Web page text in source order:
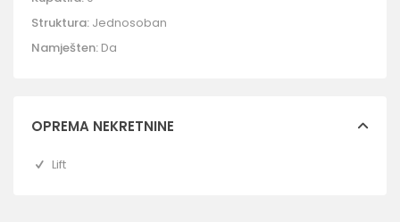
Struktura: Jednosoban
Namješten: Da
OPREMA NEKRETNINE
Lift